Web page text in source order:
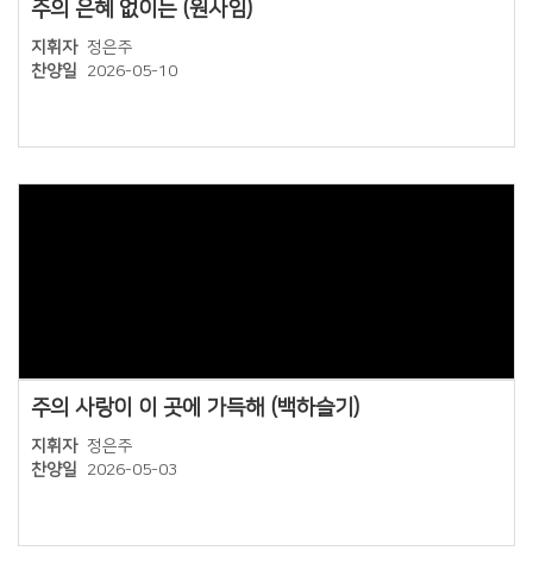
주의 은혜 없이는 (원사임)
지휘자 정은주
찬양일
2026-05-10
주의 사랑이 이 곳에 가득해 (백하슬기)
지휘자 정은주
찬양일
2026-05-03